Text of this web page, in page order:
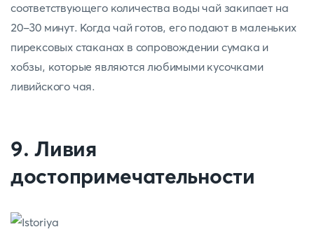
соответствующего количества воды чай закипает на
20-30 минут. Когда чай готов, его подают в маленьких
пирексовых стаканах в сопровождении сумака и
хобзы, которые являются любимыми кусочками
ливийского чая.
9. Ливия
достопримечательности